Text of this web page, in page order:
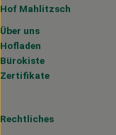
Hof Mahlitzsch
Über uns
Hofladen
Bürokiste
Zertifikate
Rechtliches